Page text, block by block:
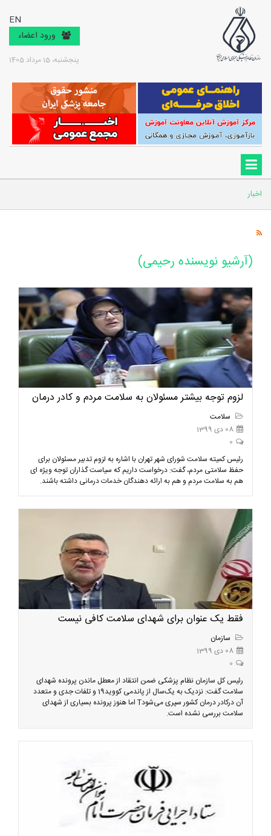
EN
ورود اعضاء
پنجشنبه، 15 مرداد 1405
اخبار
(آرشیو نویسنده رحیمی)
لزوم توجه بیشتر مسئولان به سلامت مردم و کادر درمان
سلامت
08 دی 1399
0
رئیس کمیته سلامت شورای شهر تهران با اشاره به لزوم تدبیر مسئولان برای
حفظ سلامتی مردم، گفت: درخواست داریم که سیاست گذاران توجه ویژه ای
هم به سلامت مردم و هم به ارائه دهندگان خدمات درمانی داشته باشند.
فقط یک عنوان برای شهدای سلامت کافی نیست
سازمان
08 دی 1399
0
رئیس کل سازمان نظام پزشکی ضمن انتقاد از معطل ماندن پرونده شهدای
سلامت گفت: نزدیک به یک‌سال از پاندمی کووید19 و تلفات جدی و متعدد
آن درکادر درمان کشور سپری می‌شودT اما هنوز پرونده بسیاری از شهدای
سلامت بررسی نشده است.